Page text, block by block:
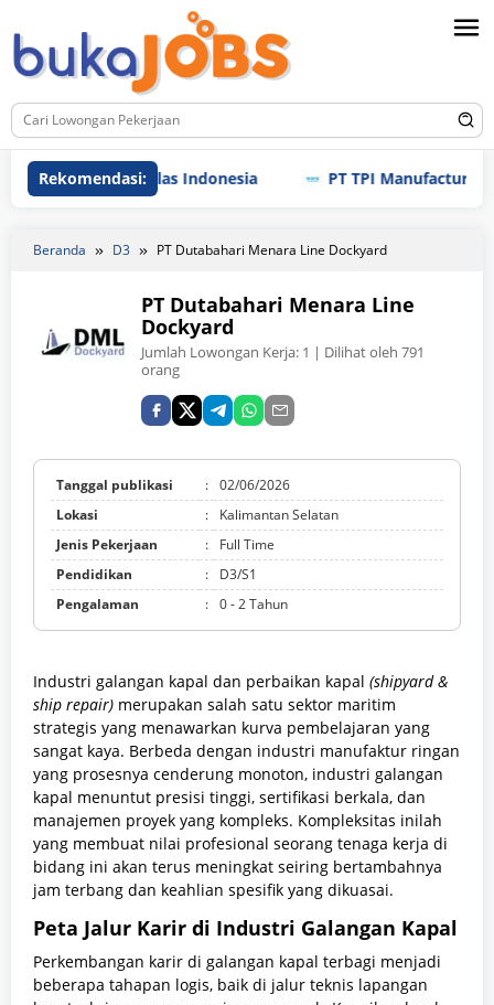
ke
konten
Rekomendasi:
PT Enplas Indonesia PT TPI Manufacturing
Beranda D3 PT Dutabahari Menara Line Dockyard
PT Dutabahari Menara Line
Dockyard
Jumlah Lowongan Kerja: 1 | Dilihat oleh 791
orang
Tanggal publikasi : 02/06/2026
Lokasi
:
Kalimantan Selatan
Jenis Pekerjaan
:
Full Time
Pendidikan
:
D3/S1
Pengalaman
: 0 - 2 Tahun
Industri galangan kapal dan perbaikan kapal (shipyard &
ship repair) merupakan salah satu sektor maritim
strategis yang menawarkan kurva pembelajaran yang
sangat kaya. Berbeda dengan industri manufaktur ringan
yang prosesnya cenderung monoton, industri galangan
kapal menuntut presisi tinggi, sertifikasi berkala, dan
manajemen proyek yang kompleks. Kompleksitas inilah
yang membuat nilai profesional seorang tenaga kerja di
bidang ini akan terus meningkat seiring bertambahnya
jam terbang dan keahlian spesifik yang dikuasai.
Peta Jalur Karir di Industri Galangan Kapal
Perkembangan karir di galangan kapal terbagi menjadi
beberapa tahapan logis, baik di jalur teknis lapangan